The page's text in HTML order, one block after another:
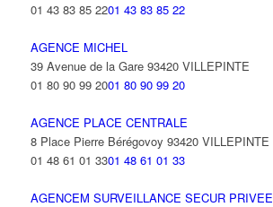
01 43 83 85 2201 43 83 85 22
AGENCE MICHEL
39 Avenue de la Gare 93420 VILLEPINTE
01 80 90 99 2001 80 90 99 20
AGENCE PLACE CENTRALE
8 Place Pierre Bérégovoy 93420 VILLEPINTE
01 48 61 01 3301 48 61 01 33
AGENCEM SURVEILLANCE SECUR PRIVEE